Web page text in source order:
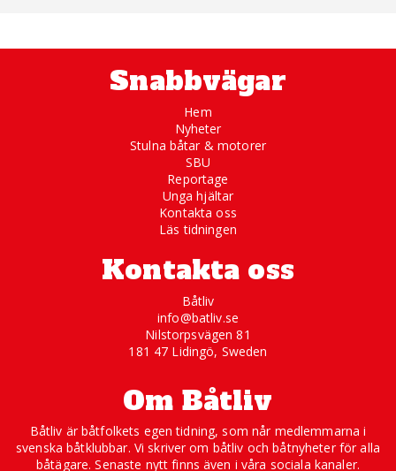
Snabbvägar
Hem
Nyheter
Stulna båtar & motorer
SBU
Reportage
Unga hjältar
Kontakta oss
Läs tidningen
Kontakta oss
Båtliv
info@batliv.se
Nilstorpsvägen 81
181 47 Lidingö, Sweden
Om Båtliv
Båtliv är båtfolkets egen tidning, som når medlemmarna i
svenska båtklubbar. Vi skriver om båtliv och båtnyheter för alla
båtägare. Senaste nytt finns även i våra sociala kanaler.